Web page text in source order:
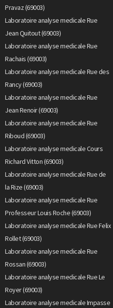
Pravaz (69003)
Laboratoire analyse medicale Rue
Jean Quitout (69003)
Laboratoire analyse medicale Rue
Rachais (69003)
Laboratoire analyse medicale Rue des
Rancy (69003)
Laboratoire analyse medicale Rue
Jean Renoir (69003)
Laboratoire analyse medicale Rue
Riboud (69003)
Laboratoire analyse medicale Cours
Richard Vitton (69003)
Laboratoire analyse medicale Rue de
la Rize (69003)
Laboratoire analyse medicale Rue
Professeur Louis Roche (69003)
Laboratoire analyse medicale Rue Felix
Rollet (69003)
Laboratoire analyse medicale Rue
Rossan (69003)
Laboratoire analyse medicale Rue Le
Royer (69003)
Laboratoire analyse medicale Impasse